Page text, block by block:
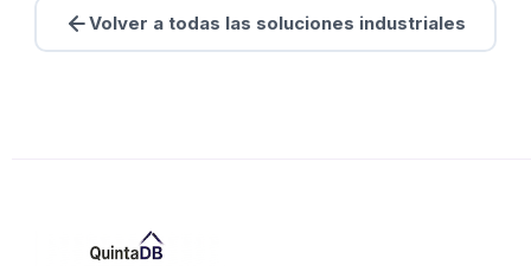
Volver a todas las soluciones industriales